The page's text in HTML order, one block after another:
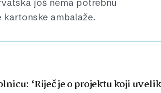
još nema potrebnu
ambalaže.
‘Riječ je o projektu koji